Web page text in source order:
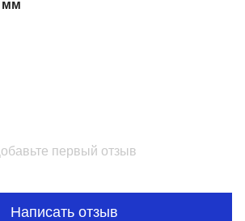
мм
первый отзыв
Написать отзыв